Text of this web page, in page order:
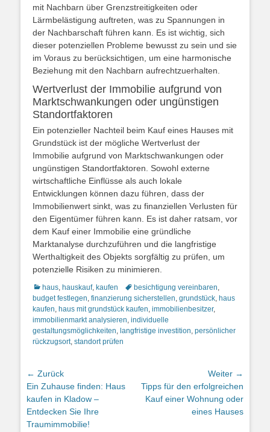
mit Nachbarn über Grenzstreitigkeiten oder
Lärmbelästigung auftreten, was zu Spannungen in
der Nachbarschaft führen kann. Es ist wichtig, sich
dieser potenziellen Probleme bewusst zu sein und sie
im Voraus zu berücksichtigen, um eine harmonische
Beziehung mit den Nachbarn aufrechtzuerhalten.
Wertverlust der Immobilie aufgrund von
Marktschwankungen oder ungünstigen
Standortfaktoren
Ein potenzieller Nachteil beim Kauf eines Hauses mit
Grundstück ist der mögliche Wertverlust der
Immobilie aufgrund von Marktschwankungen oder
ungünstigen Standortfaktoren. Sowohl externe
wirtschaftliche Einflüsse als auch lokale
Entwicklungen können dazu führen, dass der
Immobilienwert sinkt, was zu finanziellen Verlusten für
den Eigentümer führen kann. Es ist daher ratsam, vor
dem Kauf einer Immobilie eine gründliche
Marktanalyse durchzuführen und die langfristige
Werthaltigkeit des Objekts sorgfältig zu prüfen, um
potenzielle Risiken zu minimieren.
Kategorien
haus, hauskauf, kaufen Schlagworte
besichtigung vereinbaren,
budget festlegen, finanzierung sicherstellen, grundstück, haus
kaufen, haus mit grundstück kaufen, immobilienbesitzer,
immobilienmarkt analysieren, individuelle
gestaltungsmöglichkeiten, langfristige investition, persönlicher
rückzugsort, standort prüfen
Beitragsnavigation
← Zurück
Vorheriger
Beitrag:
Ein Zuhause finden: Haus
kaufen in Kladow –
Entdecken Sie Ihre
Traumimmobilie!
Weiter →
Nächster
Beitrag:
Tipps für den erfolgreichen
Kauf einer Wohnung oder
eines Hauses